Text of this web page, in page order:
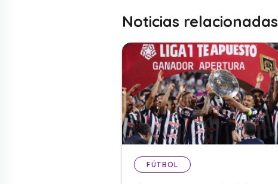
Noticias relacionadas
FÚTBOL